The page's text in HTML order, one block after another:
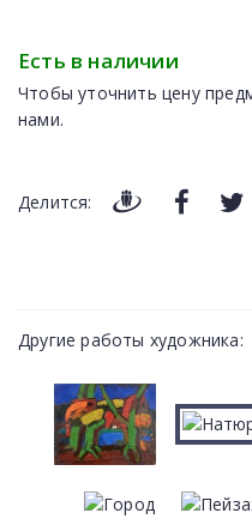
Есть в наличии
Чтобы уточнить цену
нами.
Делится:
Другие работы художника: